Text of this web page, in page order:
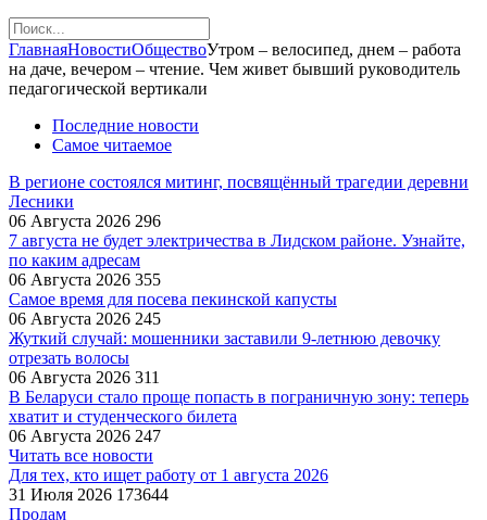
ГлавнаяНовостиОбществоУтром – велосипед, днем – работа
на даче, вечером – чтение. Чем живет бывший руководитель
педагогической вертикали
Последние новости
Самое читаемое
В регионе состоялся митинг, посвящённый трагедии деревни
Лесники
06 Августа 2026 296
7 августа не будет электричества в Лидском районе. Узнайте,
по каким адресам
06 Августа 2026 355
Самое время для посева пекинской капусты
06 Августа 2026 245
Жуткий случай: мошенники заставили 9‑летнюю девочку
отрезать волосы
06 Августа 2026 311
В Беларуси стало проще попасть в пограничную зону: теперь
хватит и студенческого билета
06 Августа 2026 247
Читать все новости
Для тех, кто ищет работу от 1 августа 2026
31 Июля 2026 173644
Продам